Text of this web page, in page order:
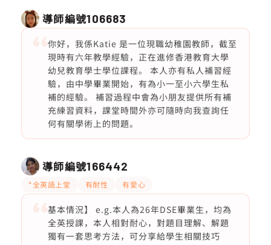
導師編號106683
你好，我係Katie 是一位現職幼稚園教師，截至
現時有六年教學經驗，正在進修香港教育大學
幼兒教育學士學位課程。 本人亦有私人補習經
驗，由中學畢業開始，有為小一至小六學生私
補的經驗。 補習過程中會為小朋友提供所有補
充練習資料，課堂時間外亦可隨時向我查詢任
何有關學術上的問題。
導師編號166442
*全英語上堂 有耐性 有愛心
基本情況】 e.g.本人為26年DSE畢業生，均為
全英授課，本人相對耐心，對題目理解、解題
獨有一套思考方法，可分享給學生相關技巧